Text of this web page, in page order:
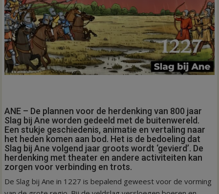
ANE – De plannen voor de herdenking van 800 jaar
Slag bij Ane worden gedeeld met de buitenwereld.
Een stukje geschiedenis, animatie en vertaling naar
het heden komen aan bod. Het is de bedoeling dat
Slag bij Ane volgend jaar groots wordt ‘gevierd’. De
herdenking met theater en andere activiteiten kan
zorgen voor verbinding en trots.
De Slag bij Ane in 1227 is bepalend geweest voor de vorming